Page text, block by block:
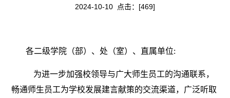
2024-10-10 点击：[469]
各二级学院（部）、处（室）、直属单位:
为进一步加强校领导与广大师生员工的沟通联系，
畅通师生员工为学校发展建言献策的交流渠道，广泛听取